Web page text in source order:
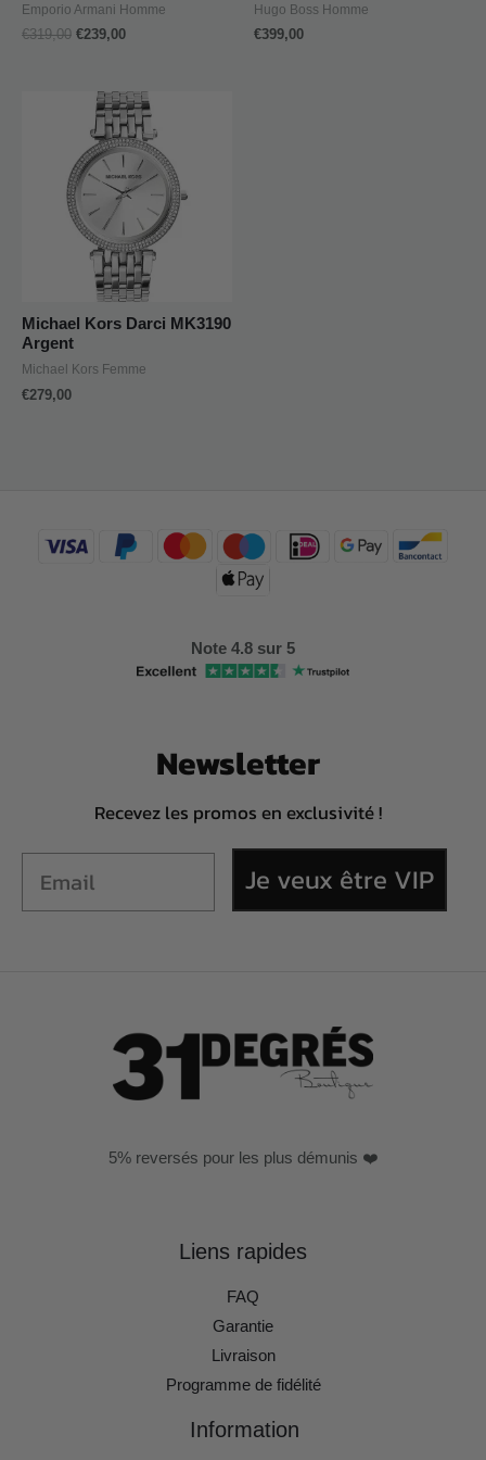
Emporio Armani Homme
€319,00 €239,00
Hugo Boss Homme
€399,00
Michael Kors Darci MK3190
Argent
Michael Kors Femme
€279,00
Note 4.8 sur 5
Newsletter
Recevez les promos en exclusivité !
Je veux être VIP
5% reversés pour les plus démunis ❤️
Liens rapides
FAQ
Garantie
Livraison
Programme de fidélité
Information